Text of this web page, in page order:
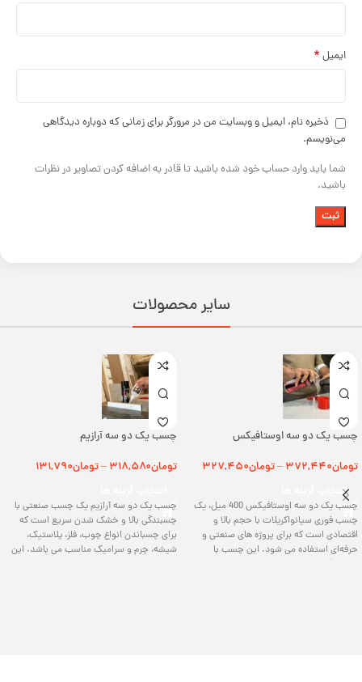
ایمیل *
ذخیره نام، ایمیل و وبسایت من در مرورگر برای زمانی که دوباره دیدگاهی
می‌نویسم.
شما باید وارد حساب خود شده باشید تا قادر به اضافه کردن تصاویر در نظرات
باشید.
سایر محصولات
چسب یک دو سه اوستافیکس
تومان۳۷۲,۴۴۰ –تومان۳۲۷,۴۵۰
انتخاب گزینه ها
چسب یک دو سه اوستافیکس 400 میل، یک
چسب فوری سیانواکریلات با حجم بالا و
اقتصادی است که برای پروژه‌ های صنعتی و
حرفه‌ای استفاده می شود. این چسب با
چسب یک دو سه آرازیم
تومان۳۱۸,۵۸۰ –تومان۱۳۱,۷۹۰
چسب یک دو سه آرازیم یک چسب صنعتی با
چسبندگی بالا و خشک شدن سریع است که
برای چسباندن انواع چوب، فلز، پلاستیک،
شیشه، چرم و سرامیک مناسب می‌ باشد. این